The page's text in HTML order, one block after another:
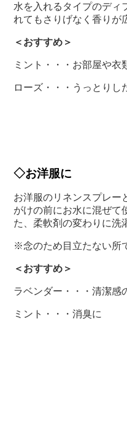
水を入れるタイプのディ
れてもさりげなく香りが
＜おすすめ＞
ミント・・・お部屋や衣
ローズ・・・うっとりし
◇お洋服に
お洋服のリネンスプレー
がけの前にお水に混ぜて
た、柔軟剤の変わりに
※念のため目立たない所
＜おすすめ＞
ラベンダー・・・清潔感
ミント・・・消臭に